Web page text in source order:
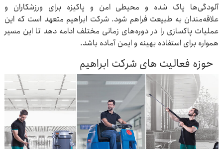
آلودگی‌ها پاک شده و محیطی امن و پاکیزه برای ورزشکاران و
علاقه‌مندان به طبیعت فراهم شود. شرکت ابراهیم متعهد است که این
عملیات پاکسازی را در دوره‌های زمانی مختلف ادامه دهد تا این مسیر
همواره برای استفاده بهینه و ایمن آماده باشد.
حوزه فعالیت های شرکت ابراهیم